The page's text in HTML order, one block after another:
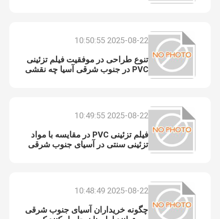
2025-08-22 10:50:55
تنوع طراحی در موفقیت فیلم تزئینی
PVC در جنوب شرقی آسیا چه نقشی
2025-08-22 10:49:55
فیلم تزئینی PVC در مقایسه با مواد
تزئینی سنتی در آسیای جنوب شرقی
2025-08-22 10:48:49
چگونه خریداران آسیای جنوب شرقی